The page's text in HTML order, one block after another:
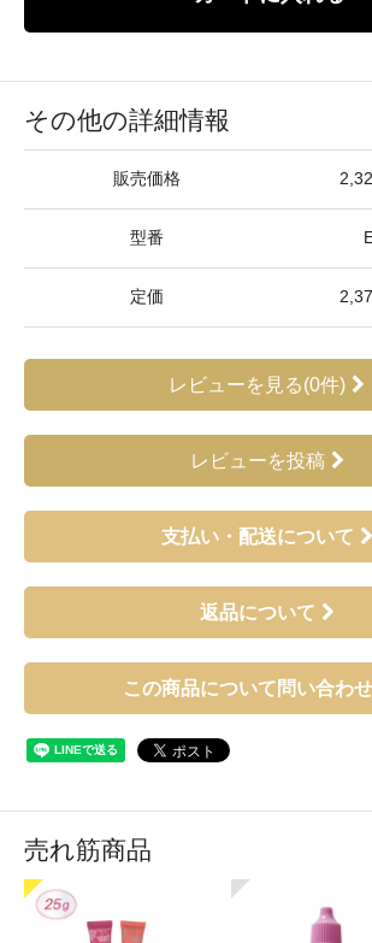
その他の詳細情報
販売価格
型番
定価
レビューを見る(0件)
レビューを投稿
支払い・配送について
返品について
この商品について問い合わ
売れ筋商品